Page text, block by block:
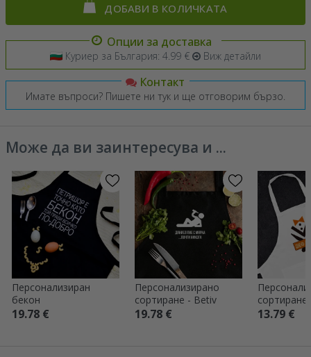
ДОБАВИ В КОЛИЧКАТА
Опции за доставка
Куриер за България: 4.99 € Виж детайли
Контакт
Имате въпроси? Пишете ни тук и ще отговорим бързо.
Може да ви заинтересува и ...
Персонализиран
бекон
19.78 €
Персонализирано
сортиране - Betiv
19.78 €
сортиране
Елегантен
13.79 €